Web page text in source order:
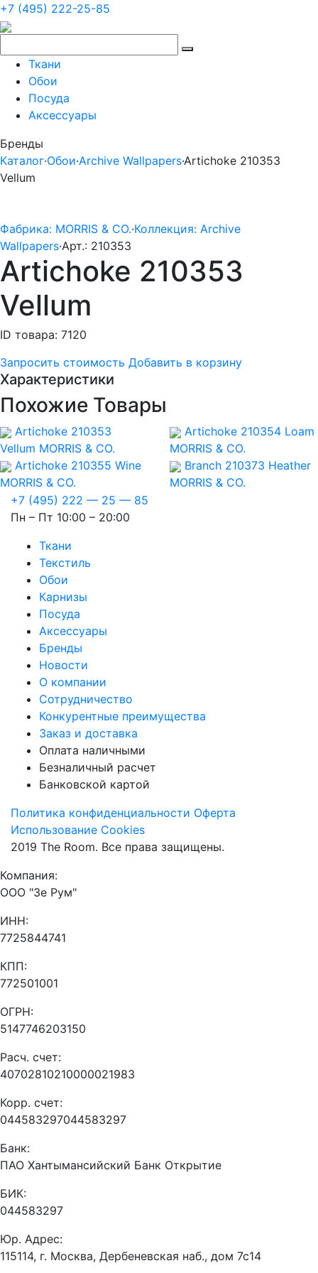
+7 (495) 222-25-85
Ткани
Обои
Посуда
Аксессуары
Бренды
Каталог·Обои·Archive Wallpapers·Artichoke 210353
Vellum
Фабрика: MORRIS & CO.·Коллекция: Archive
Wallpapers·Арт.: 210353
Artichoke 210353
Vellum
ID товара: 7120
Запросить стоимость Добавить в корзину
Характеристики
Похожие Товары
Artichoke 210353
Vellum MORRIS & CO.
Artichoke 210354 Loam
MORRIS & CO.
Artichoke 210355 Wine
MORRIS & CO.
Branch 210373 Heather
MORRIS & CO.
+7 (495) 222 — 25 — 85
Пн – Пт 10:00 – 20:00
Ткани
Текстиль
Обои
Карнизы
Посуда
Аксессуары
Бренды
Новости
О компании
Сотрудничество
Конкурентные преимущества
Заказ и доставка
Оплата наличными
Безналичный расчет
Банковской картой
Политика конфиденциальности Оферта
Использование Cookies
2019 The Room. Все права защищены.
Компания:
ООО "Зе Рум"
ИНН:
7725844741
КПП:
772501001
ОГРН:
5147746203150
Расч. счет:
40702810210000021983
Корр. счет:
044583297044583297
Банк:
ПАО Хантымансийский Банк Открытие
БИК:
044583297
Юр. Адрес:
115114, г. Москва, Дербеневская наб., дом 7с14